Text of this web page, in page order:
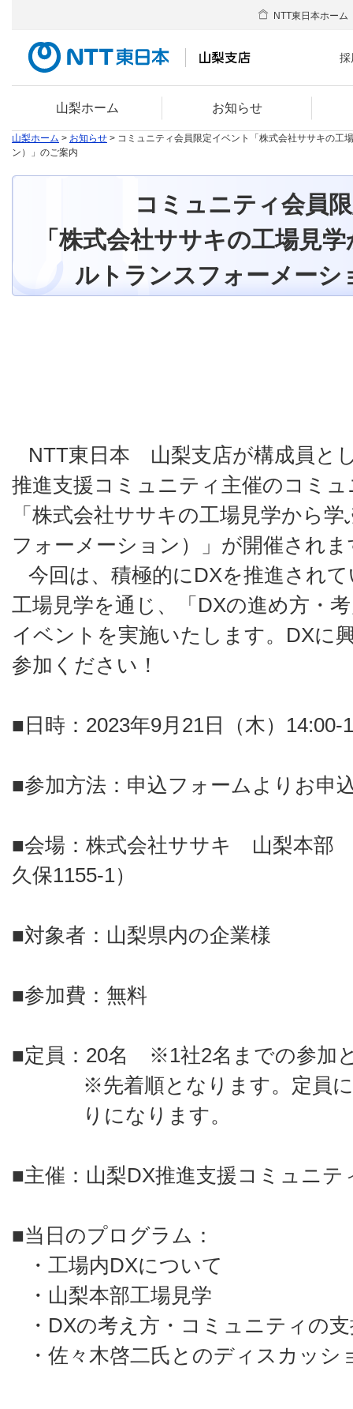
山梨ホーム お知らせ
NTT東日本ホーム
採
山梨ホーム > お知らせ > コミュニティ会員限定イベント「株式会社ササキの工
ン）」のご案内
コミュニティ会員
「株式会社ササキの工場見
ルトランスフォーメーシ
NTT東日本 山梨支店が構成員と
推進支援コミュニティ主催のコミ
「株式会社ササキの工場見学から
フォーメーション）」が開催されま
今回は、積極的にDXを推進され
工場見学を通じ、「DXの進め方・
イベントを実施いたします。DXに
参加ください！
■日時：2023年9月21日（木）14:00-
■参加方法：申込フォームよりお申
■会場：株式会社ササキ 山梨本部
久保1155-1）
■対象者：山梨県内の企業様
■参加費：無料
■定員：20名 ※1社2名までの参加
※先着順となります。定員
りになります。
■主催：山梨DX推進支援コミュニテ
■当日のプログラム：
・工場内DXについて
・山梨本部工場見学
・DXの考え方・コミュニティの
・佐々木啓二氏とのディスカッシ